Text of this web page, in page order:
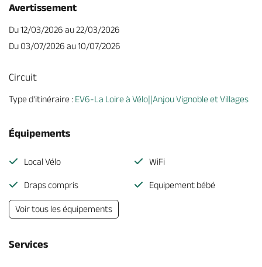
Avertissement
Du 12/03/2026 au 22/03/2026
Du 03/07/2026 au 10/07/2026
Circuit
Type d'itinéraire : EV6-La Loire à Vélo||Anjou Vignoble et Villages
Équipements
Local Vélo WiFi
Draps compris Equipement bébé
Voir tous les équipements
Services